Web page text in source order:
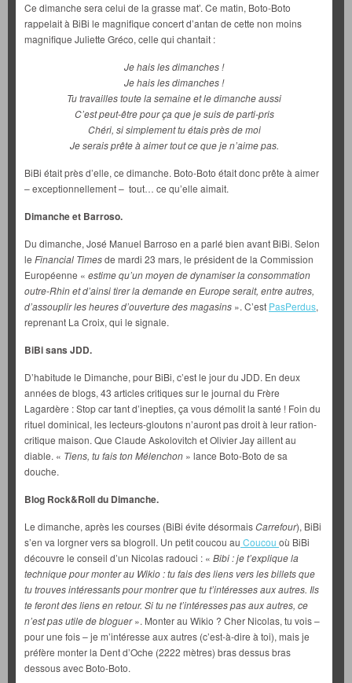
Ce dimanche sera celui de la grasse mat’. Ce matin, Boto-Boto
rappelait à BiBi le magnifique concert d’antan de cette non moins
magnifique Juliette Gréco, celle qui chantait :
Je hais les dimanches !
Je hais les dimanches !
Tu travailles toute la semaine et le dimanche aussi
C’est peut-être pour ça que je suis de parti-pris
Chéri, si simplement tu étais près de moi
Je serais prête à aimer tout ce que je n’aime pas.
BiBi était près d’elle, ce dimanche. Boto-Boto était donc prête à aimer
– exceptionnellement – tout… ce qu’elle aimait.
Dimanche et Barroso.
Du dimanche, José Manuel Barroso en a parlé bien avant BiBi. Selon
le Financial Timesde mardi 23 mars, le président de la Commission
Européenne « estime qu’un moyen de dynamiser la consommation
outre-Rhin et d’ainsi tirer la demande en Europe serait, entre autres,
d’assouplir les heures d’ouverture des magasins ». C’est PasPerdus,
reprenant La Croix, qui le signale.
BiBi sans JDD.
D’habitude le Dimanche, pour BiBi, c’est le jour du JDD. En deux
années de blogs, 43 articles critiques sur le journal du Frère
Lagardère : Stop car tant d’inepties, ça vous démolit la santé ! Foin du
rituel dominical, les lecteurs-gloutons n’auront pas droit à leur ration-
critique maison. Que Claude Askolovitch et Olivier Jay aillent au
diable. « Tiens, tu fais ton Mélenchon » lance Boto-Boto de sa
douche.
Blog Rock&Roll du Dimanche.
Le dimanche, après les courses (BiBi évite désormaisCarrefour), BiBi
s’en va lorgner vers sa blogroll. Un petit coucou au Coucou où BiBi
découvre le conseil d’un Nicolas radouci : « Bibi : je t’explique la
technique pour monter au Wikio : tu fais des liens vers les billets que
tu trouves intéressants pour montrer que tu t’intéresses aux autres. Ils
te feront des liens en retour. Si tu ne t’intéresses pas aux autres, ce
n’est pas utile de bloguer». Monter au Wikio ? Cher Nicolas, tu vois –
pour une fois – je m’intéresse aux autres (c’est-à-dire à toi), mais je
préfère monter la Dent d’Oche (2222 mètres) bras dessus bras
dessous avec Boto-Boto.